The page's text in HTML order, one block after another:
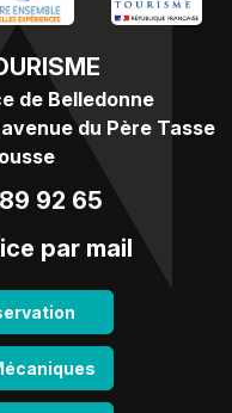
de Belledonne
du Père Tasse
92 65
par mail